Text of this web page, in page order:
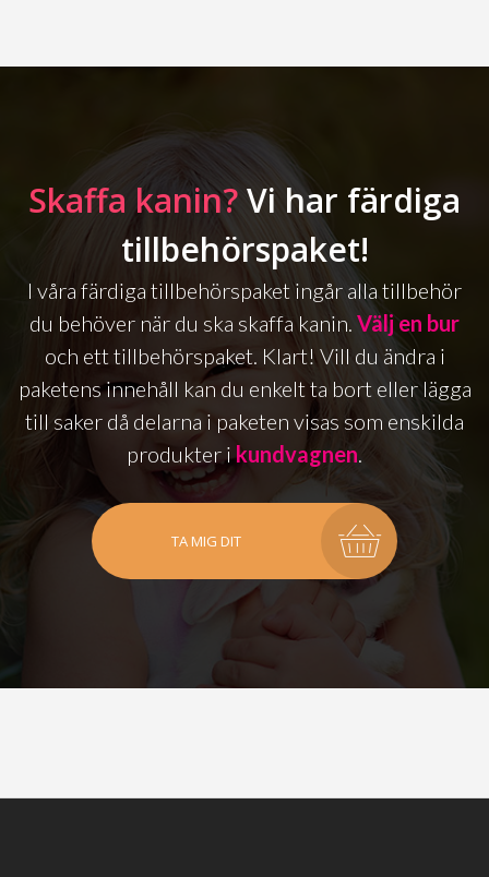
Skaffa kanin?Vi har färdiga
tillbehörspaket!
I våra färdiga tillbehörspaket ingår alla tillbehör
du behöver när du ska skaffa kanin. Välj en bur
och ett tillbehörspaket. Klart! Vill du ändra i
paketens innehåll kan du enkelt ta bort eller lägga
till saker då delarna i paketen visas som enskilda
produkter ikundvagnen
TA MIG DIT